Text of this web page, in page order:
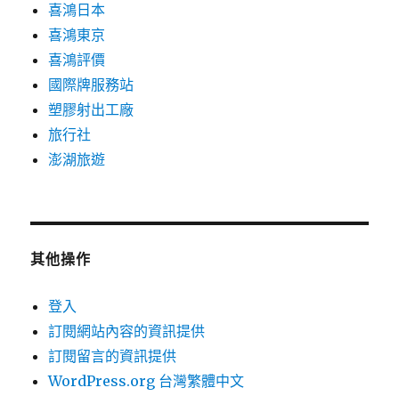
喜鴻日本
喜鴻東京
喜鴻評價
國際牌服務站
塑膠射出工廠
旅行社
澎湖旅遊
其他操作
登入
訂閱網站內容的資訊提供
訂閱留言的資訊提供
WordPress.org 台灣繁體中文